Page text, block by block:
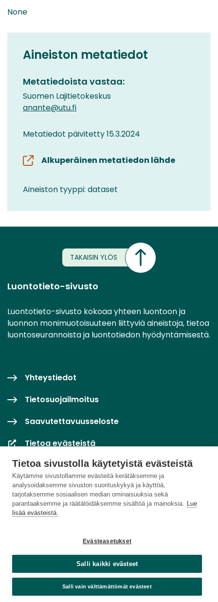
Tietoa sivustolla käytetyistä evästeistä
Käytämme sivustollamme evästeitä kerätäksemme ja
analysoidaksemme sivuston suorituskykyä ja käyttöä,
tarjotaksemme sosiaalisen median ominaisuuksia sekä
parantaaksemme ja räätälöidäksemme sisältöä ja mainoksia. Lue
lisää evästeistä.
Evästeasetukset
Salli kaikki evästeet
Salli vain välttämättömät evästeet
None
Aineiston metatiedot
Metatiedoista vastaa:
Suomen Lajitietokeskus
anante@utu.fi
Metatiedot päivitetty 15.3.2024
Alkuperäinen metatiedon lähde
Aineiston tyyppi: dataset
TAKAISIN YLÖS
Luontotieto-sivusto
Luontotieto-sivusto kokoaa yhteen luontoon ja
luonnon monimuotoisuuteen liittyviä aineistoja, tietoa
luontoseurannoista ja luontotiedon hyödyntämisestä.
Yhteystiedot
Tietosuojailmoitus
Saavutettavuusseloste
Tietoa evästeistä
Evästeasetukset